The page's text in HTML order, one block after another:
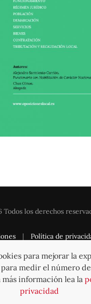
Todos los derechos
| Política de
para mejorar la
medir el número
más información lea la
privacidad